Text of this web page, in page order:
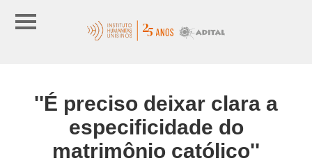
''É preciso deixar clara a
especificidade do
matrimônio católico''